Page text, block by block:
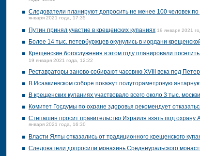
Следователи планируют допросить не менее 100 человек по
января 2021 года, 17:35
Путин принял участие в крещенских купаниях 19 января 2021
Более 14 тыс. петербуржцев окунулись в иордани
Крещенские богослужения в этом году планировали
19 января 2021 года, 12:22
Реставраторы заново собирают часовню XVIII века под
В Исаакиевском соборе покажут полутораметровую
В крещенских купаниях участвовало всего около 3 тыс.
Комитет Госдумы по охране здоровья рекомендует
Степашин просит правительство Израиля взять под охрану
января 2021 года, 16:30
Власти Ялты отказались от традиционного крещенского
Следователи допросили монахинь Среднеуральского